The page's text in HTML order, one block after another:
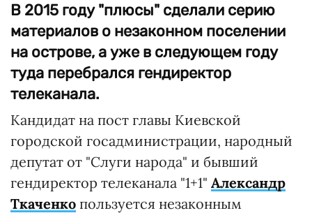
В 2015 году "плюсы" сделали серию
материалов о незаконном поселении
на острове, а уже в следующем году
туда перебрался гендиректор
телеканала.
Кандидат на пост главы Киевской
городской госадминистрации, народный
депутат от "Слуги народа" и бывший
гендиректор телеканала "1+1" Александр
Ткаченко пользуется незаконным